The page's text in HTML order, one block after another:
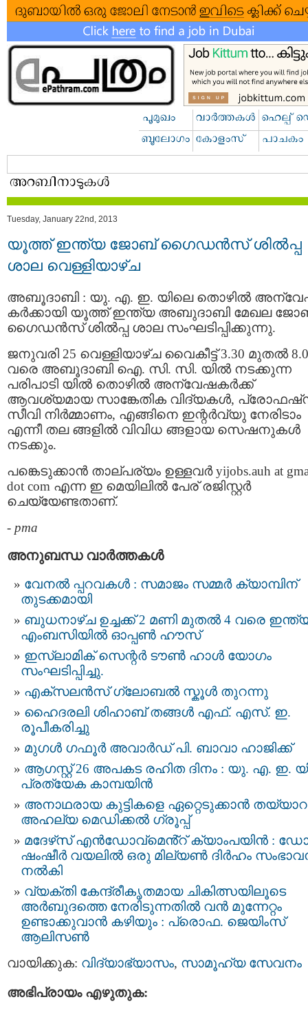
Tuesday, January 22nd, 2013
യൂത്ത്‌ ഇന്ത്യ ജോബ്‌ ഗൈഡന്‍സ്‌ ശില്‍പ്പ
ശാല വെള്ളിയാഴ്ച
അബൂദാബി : യു. എ. ഇ. യിലെ തൊഴില്‍
കര്‍ക്കായി യൂത്ത്‌ ഇന്ത്യ അബുദാബി മേഖല
ഗൈഡന്‍സ്‌ ശില്‍പ്പ ശാല സംഘടിപ്പിക്കുന്നു.
ജനുവരി 25 വെള്ളിയാഴ്ച വൈകീട്ട് 3.30 മുതല്‍
വരെ അബൂദാബി ഐ. സി. സി. യില്‍ നടക്കുന്ന
പരിപാടി യില്‍ തൊഴില്‍ അന്വേഷകര്‍ക്ക്
ആവശ്യമായ സാങ്കേതിക വിദ്യകള്‍,
സീവി നിര്‍മ്മാണം, എങ്ങിനെ ഇന്റര്‍വ്യു നേരിടാം
എന്നീ തല ങ്ങളില്‍ വിവിധ ങ്ങളായ സെഷനുകള്‍
നടക്കും.
പങ്കെടുക്കാന്‍ താല്പര്യം ഉള്ളവര്‍ yijobs.auh at
dot com എന്ന ഇ മെയിലില്‍ പേര് രജിസ്റ്റര്‍
ചെയ്യേണ്ടതാണ്.
- pma
അനുബന്ധ വാര്‍ത്തകള്‍
വേനൽ പ്പറവകൾ : സമാജം സമ്മർ ക്യാമ്പിന്
തുടക്കമായി
ബുധനാഴ്ച ഉച്ചക്ക് 2 മണി മുതൽ 4 വരെ
എംബസിയിൽ ഓപ്പൺ ഹൗസ്
ഇസ്‌ലാമിക് സെന്റർ ടൗൺ ഹാൾ യോഗം
സംഘടിപ്പിച്ചു.
എക്സലൻസ് ഗ്ലോബൽ സ്കൂൾ തുറന്നു
ഹൈദരലി ശിഹാബ് തങ്ങൾ എഫ്. എസ്. ഇ.
രൂപീകരിച്ചു
മുഗള്‍ ഗഫൂര്‍ അവാര്‍ഡ് പി. ബാവാ ഹാജിക്ക്
ആഗസ്റ്റ് 26 അപകട രഹിത ദിനം : യു. എ. ഇ.
പ്രത്യേക കാമ്പയിന്‍
അനാഥരായ കുട്ടികളെ ഏറ്റെടുക്കാൻ
അഹല്യ മെഡിക്കല്‍ ഗ്രൂപ്പ്
മദേഴ്‌സ് എൻഡോവ്‌മെൻ്റ് ക്യാംപയിൻ :
ഷംഷീർ വയലിൽ ഒരു മില്യൺ ദിർഹം
നൽകി
വ്യക്തി കേന്ദ്രീകൃതമായ ചികിത്സയിലൂടെ
അർബുദത്തെ നേരിടുന്നതിൽ വൻ മുന്നേറ്റം
ഉണ്ടാക്കുവാൻ കഴിയും : പ്രൊഫ. ജെയിംസ്
ആലിസൺ
വായിക്കുക: വിദ്യാഭ്യാസം, സാമൂഹ്യ സേവനം
അഭിപ്രായം എഴുതുക: